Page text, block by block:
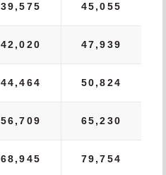
39,575 45,055
42,020 47,939
44,464 50,824
56,709 65,230
68,945 79,754